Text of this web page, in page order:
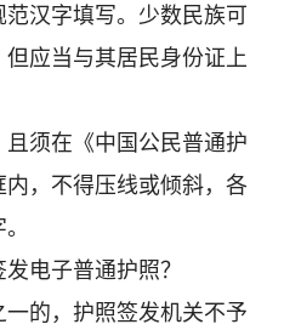
汉字填写。少数民族可
应当与其居民身份证上
须在《中国公民普通护
，不得压线或倾斜，各
电子普通护照？
的，护照签发机关不予